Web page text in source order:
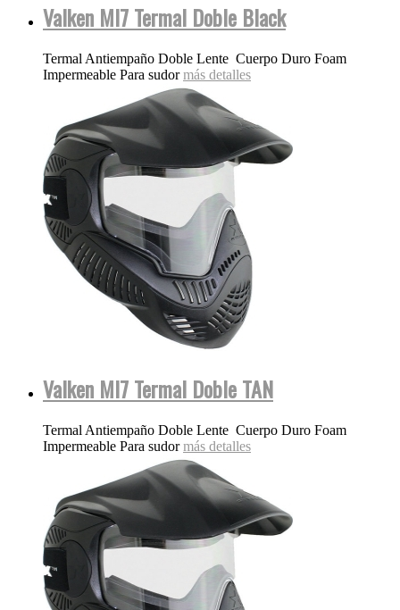
Valken MI7 Termal Doble Black
Termal Antiempaño Doble Lente Cuerpo Duro Foam
Impermeable Para sudormás detalles
Valken MI7 Termal Doble TAN
Termal Antiempaño Doble Lente Cuerpo Duro Foam
Impermeable Para sudormás detalles